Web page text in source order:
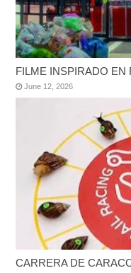
FILME INSPIRADO EN
June 12, 2026
CARRERA DE